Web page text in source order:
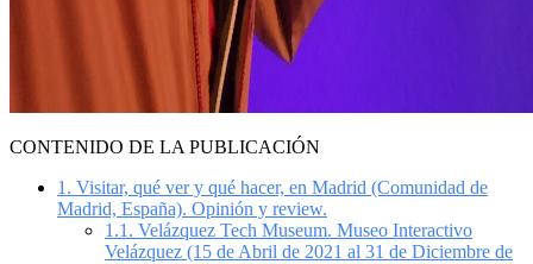
CONTENIDO DE LA PUBLICACIÓN
1. Visitar, qué ver y qué hacer, en Madrid (Comunidad de
Madrid, España). Opinión y review.
1.1. Velázquez Tech Museum. Museo Interactivo
Velázquez (15 de Abril de 2021 al 31 de Diciembre de